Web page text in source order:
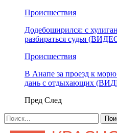
Происшествия
Додебоширился: с
разбираться судья
Происшествия
В Анапе за проезд к
дань с отдыхающих
Пред След